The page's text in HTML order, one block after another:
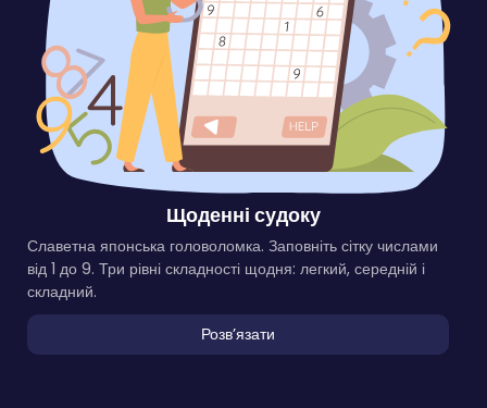
Щоденні судоку
Славетна японська головоломка. Заповніть сітку числами
від 1 до 9. Три рівні складності щодня: легкий, середній і
складний.
Розвʼязати